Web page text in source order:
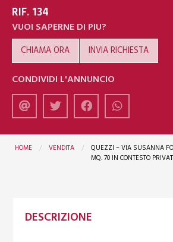
RIF. 134
VUOI SAPERNE DI PIU?
CHIAMA ORA INVIA RICHIESTA
CONDIVIDI L'ANNUNCIO
HOME VENDITA
QUEZZI – VIA SUSANNA
MQ. 70 IN CONTESTO
DESCRIZIONE